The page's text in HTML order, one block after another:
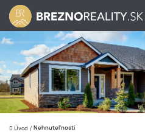
Úvod / Nehnuteľnosti